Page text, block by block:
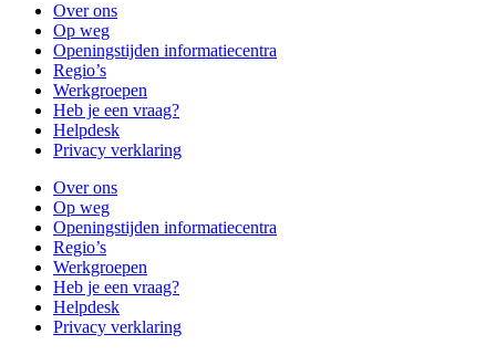
Over ons
Op weg
Openingstijden informatiecentra
Regio’s
Werkgroepen
Heb je een vraag?
Helpdesk
Privacy verklaring
Over ons
Op weg
Openingstijden informatiecentra
Regio’s
Werkgroepen
Heb je een vraag?
Helpdesk
Privacy verklaring